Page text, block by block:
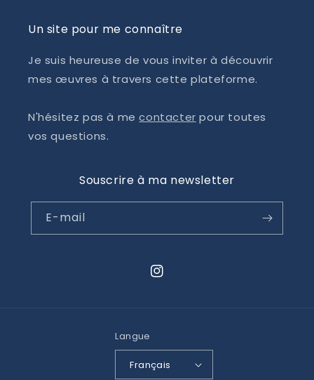
Un site pour me connaître
Je suis heureuse de vous inviter à découvrir
mes œuvres à travers cette plateforme.
N'hésitez pas à mecontacter pour toutes
vos questions.
Souscrire à ma newsletter
E-mail
Instagram
Langue
Français